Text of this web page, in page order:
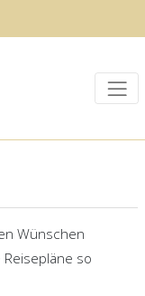
Wünschen
so